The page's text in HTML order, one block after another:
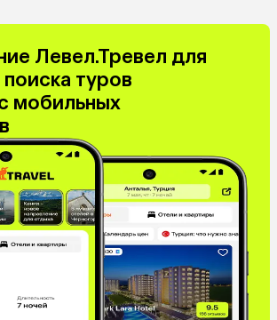
Левел.Тревел для
туров
мобильных